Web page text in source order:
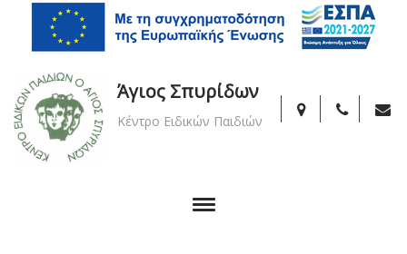
Άγιος Σπυρίδων
Κέντρο Ειδικών Παιδιών